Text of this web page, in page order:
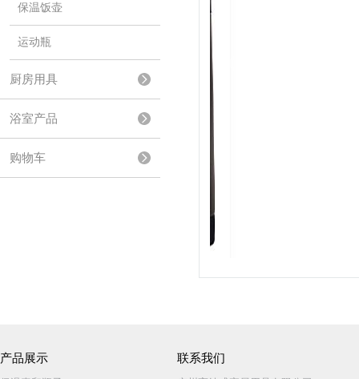
保温饭壶
运动瓶
厨房用具
浴室产品
购物车
产品展示 联系我们